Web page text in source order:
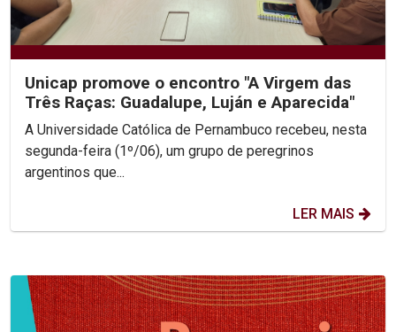
Unicap promove o encontro "A Virgem das
Três Raças: Guadalupe, Luján e Aparecida"
A Universidade Católica de Pernambuco recebeu, nesta
segunda-feira (1º/06), um grupo de peregrinos
argentinos que...
LER MAIS